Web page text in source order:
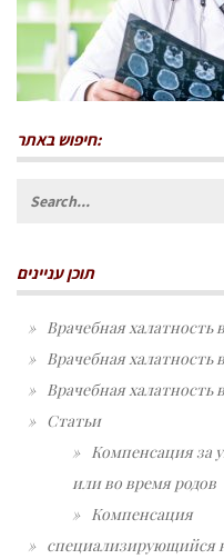
חיפוש באתר:
Search
תוכן עניינים
Врачебная
Врачебная халатность
Врачебная халатность
Статьи
Компенсация за
или во время родов
Компенсация
специализирующийся